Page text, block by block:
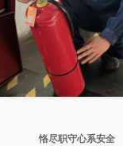
恪尽职守心系安全